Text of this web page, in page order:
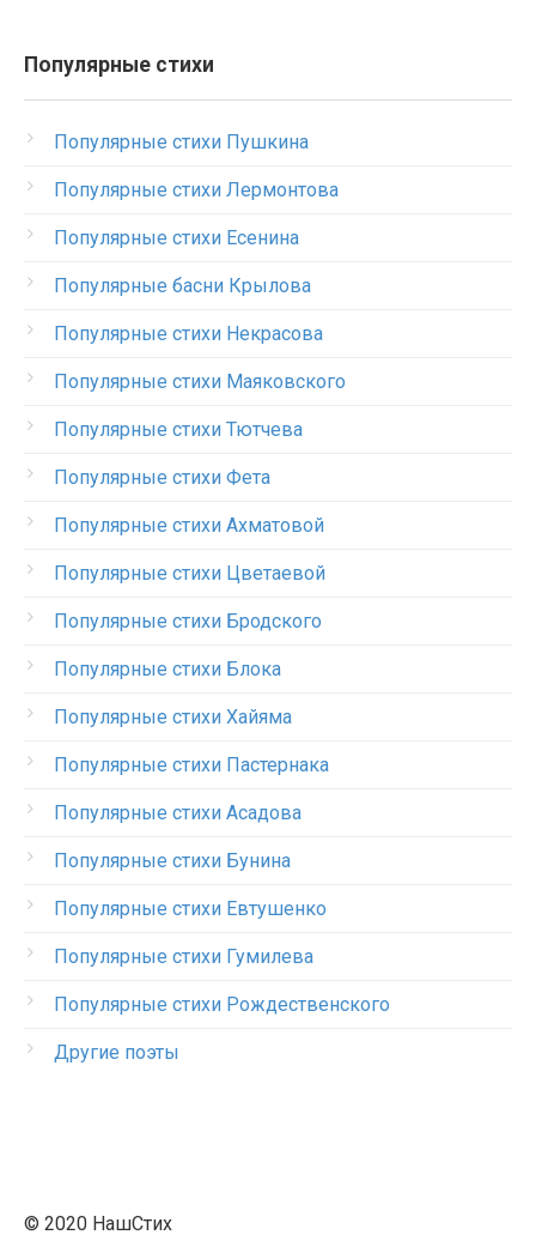
Популярные стихи
Популярные стихи Пушкина
Популярные стихи Лермонтова
Популярные стихи Есенина
Популярные басни Крылова
Популярные стихи Некрасова
Популярные стихи Маяковского
Популярные стихи Тютчева
Популярные стихи Фета
Популярные стихи Ахматовой
Популярные стихи Цветаевой
Популярные стихи Бродского
Популярные стихи Блока
Популярные стихи Хайяма
Популярные стихи Пастернака
Популярные стихи Асадова
Популярные стихи Бунина
Популярные стихи Евтушенко
Популярные стихи Гумилева
Популярные стихи Рождественского
Другие поэты
© 2020 НашСтих